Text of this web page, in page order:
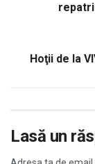
Hoţii de la
Lasă un